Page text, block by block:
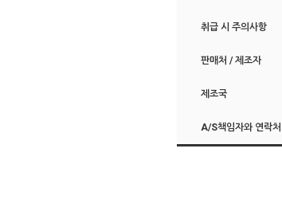
취급 시 주의사항
판매처 / 제조자
제조국
A/S책임자와 연락처